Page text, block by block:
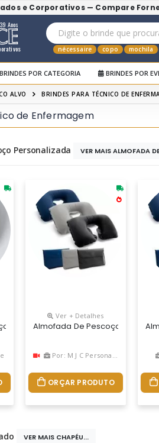
e Corporativos — Compare
39 Anos
nécessaire copo mochila
BRINDES POR CATEGORIA BRINDES POR
ALVO BRINDES PARA TÉCNICO DE
de Enfermagem
Personalizada VER MAIS ALMOFADA
Personalizada, Descubra A
Ver + Detalhes
Almofada De Pescoço Inflável
Por: M J C Personalizados
ORÇAR PRODUTO
VER MAIS CHAPÉU...